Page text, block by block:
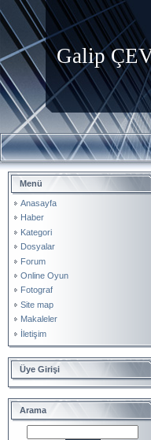
Galip
Menü
Anasayfa
Haber
Kategori
Dosyalar
Forum
Online Oyun
Fotograf
Site map
Makaleler
İletişim
Üye Girişi
Arama